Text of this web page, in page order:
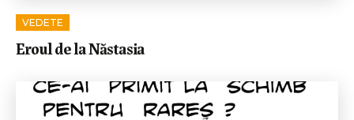
VEDETE
Eroul de la Năstasia